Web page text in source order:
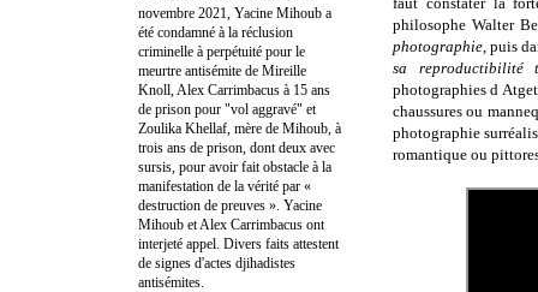
philosophe Walter
photographie, puis
sa reproductibilité
photographies d
chaussures ou
photographie
romantique ou
novembre 2021, Yacine Mihoub a
été condamné à la réclusion
criminelle à perpétuité pour le
meurtre antisémite de Mireille
Knoll, Alex Carrimbacus à 15 ans
de prison pour "vol aggravé" et
Zoulika Khellaf, mère de Mihoub, à
trois ans de prison, dont deux avec
sursis, pour avoir fait obstacle à la
manifestation de la vérité par «
destruction de preuves ». Yacine
Mihoub et Alex Carrimbacus ont
interjeté appel. Divers faits attestent
de signes d'actes djihadistes
antisémites.